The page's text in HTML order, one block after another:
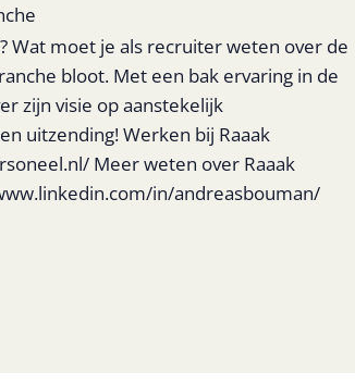
Wat moet je als recruiter weten over de
bloot. Met een bak ervaring in de
zijn visie op aanstekelijk
uitzending! Werken bij Raaak
Meer weten over Raaak
in/andreasbouman/